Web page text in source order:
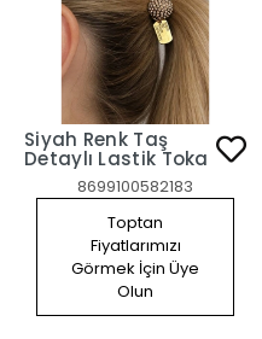
Siyah Renk Taş
Detaylı Lastik Toka
8699100582183
Toptan
Fiyatlarımızı
Görmek İçin Üye
Olun